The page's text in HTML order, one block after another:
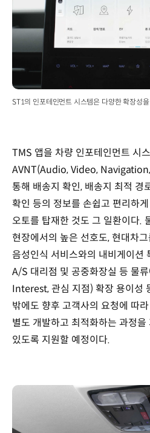
ST1의 인포테인먼트 시스템은 다양한 확장성
TMS 앱을 차량 인포테인먼트 시
AVNT(Audio, Video,
통해 배송지 확인, 배송지 최적 경
확인 등의 정보를 손쉽고 편리하
오토를 탑재한 것도 그 일환이다.
현장에서의 높은 선호도, 현대차
음성인식 서비스와의 내비게이션
A/S 대리점 및 공중화장실 등 물
Interest, 관심 지점) 확장 용이성
밖에도 향후 고객사의 요청에 따
별도 개발하고 최적화하는 과정을
있도록 지원할 예정이다.